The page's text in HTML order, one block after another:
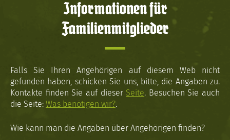
Informationen für
Familienmitglieder
Falls Sie Ihren Angehörigen auf diesem Web nicht
gefunden haben, schicken Sie uns, bitte, die Angaben zu.
Kontakte finden Sie auf dieser Seite. Besuchen Sie auch
die Seite: Was benötigen wir?.
Wie kann man die Angaben über Angehörigen finden?